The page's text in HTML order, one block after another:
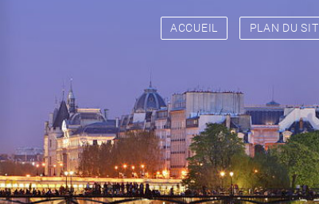
ACCUEIL PLAN DU